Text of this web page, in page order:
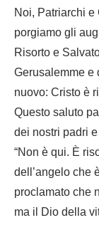
Noi, Patriarchi
porgiamo gli
Risorto e
Gerusalemme
nuovo: Cristo è
Questo saluto
dei nostri padri
“Non è qui. È
dell’angelo che
proclamato che
ma il Dio della